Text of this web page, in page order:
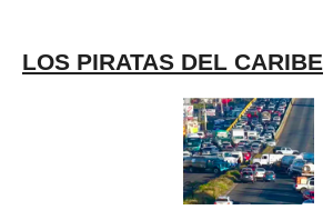
LOS PIRATAS DEL CARIBE